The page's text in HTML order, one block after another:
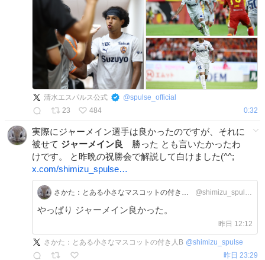
清水エスパルス公式 @spulse_official
23
484 0:32
実際にジャーメイン選手は良かったのですが、それに
被せて ジャーメイン良
勝った とも言いたかったわ
けです。 と昨晩の祝勝会で解説して白けました(^^;
x.com/shimizu_spulse…
さかた：とある小さなマスコットの付き人B @shimizu_spulse
やっぱり ジャーメイン良かった。
昨日 12:12
さかた：とある小さなマスコットの付き人B @shimizu_spulse
昨日 23:29